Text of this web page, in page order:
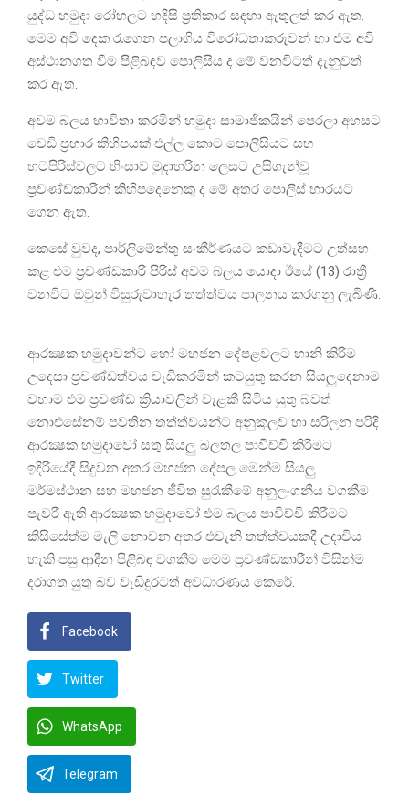
යුද්ධ හමුදා රෝහලට හදිසි ප්‍රතිකාර සඳහා ඇතුලත් කර ඇත.
මෙම අවි දෙක රැගෙන පලාගිය විරෝධතාකරුවන් හා එම අවි
අස්ථානගත වීම පිළිබඳව පොලිසිය ද මේ වනවිටත් දැනුවත්
කර ඇත.
අවම බලය භාවිතා කරමින් හමුදා සාමාජිකයින් පෙරලා අහසට
වෙඩි ප්‍රහාර කිහිපයක් එල්ල කොට පොලිසියට සහ
භටපිරිස්වලට හිංසාව මුදාහරින ලෙසට උසිගැන්වූ
ප්‍රචණ්ඩකාරීන් කිහිපදෙනෙකු ද මේ අතර පොලිස් භාරයට
ගෙන ඇත.
කෙසේ වුවද, පාර්ලිමේන්තු සංකීර්ණයට කඩාවැදීමට උත්සහ
කළ එම ප්‍රචණ්ඩකාරි පිරිස් අවම බලය යොදා ඊයේ (13) රාත්‍රී
වනවිට ඔවුන් විසුරුවාහැර තත්ත්වය පාලනය කරගනු ලැබිණි.
ආරක්‍ෂක හමුදාවන්ට හෝ මහජන දේපළවලට හානි කිරිම
උදෙසා ප්‍රචණ්ඩත්වය වැඩිකරමින් කටයුතු කරන සියලුදෙනාම
වහාම එම ප්‍රචණ්ඩ ක්‍රියාවලින් වැළකී සිටිය යුතු බවත්
නොඑසේනම් පවතින තත්ත්වයන්ට අනුකූලව හා සරිලන පරිදි
ආරක්‍ෂක හමුදාවෝ සතු සියලු බලතල පාවිච්චි කිරීමට
ඉදිරියේදී සිදුවන අතර මහජන දේපල මෙන්ම සියලු
මර්මස්ථාන සහ මහජන ජීවිත සුරැකීමේ අනුලංගනීය වගකීම
පැවරී ඇති ආරක්‍ෂක හමුදාවෝ එම බලය පාවිච්චි කිරීමට
කිසිසේත්ම මැලි නොවන අතර එවැනි තත්ත්වයකදී උදාවිය
හැකි පසු ආදීන පිළිබඳ වගකීම මෙම ප්‍රචණ්ඩකාරීන් විසින්ම
දරාගත යුතු බව වැඩිදුරටත් අවධාරණය කෙරේ.
Facebook
Twitter
WhatsApp
Telegram